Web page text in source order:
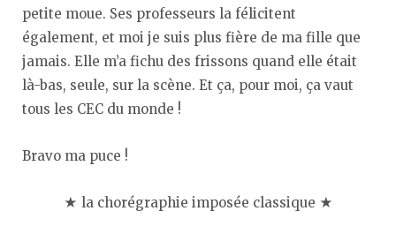
petite moue. Ses professeurs la félicitent
également, et moi je suis plus fière de ma fille que
jamais. Elle m’a fichu des frissons quand elle était
là-bas, seule, sur la scène. Et ça, pour moi, ça vaut
tous les CEC du monde !
Bravo ma puce !
★ la chorégraphie imposée classique ★